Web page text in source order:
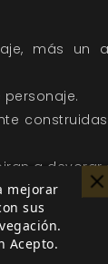
más un
a devorar
a los
la furia
ojos de sus
mejorar
sus
Acepto.